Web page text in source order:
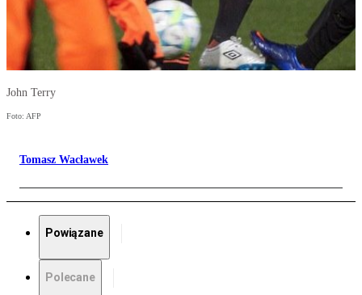
John Terry
Foto: AFP
Tomasz Wacławek
Powiązane
Polecane